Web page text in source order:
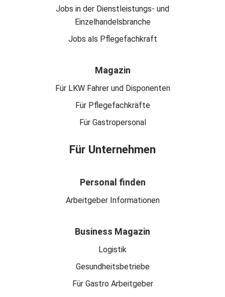
Jobs in der Dienstleistungs- und
Einzelhandelsbranche
Jobs als Pflegefachkraft
Magazin
Für LKW Fahrer und Disponenten
Für Pflegefachkräfte
Für Gastropersonal
Für Unternehmen
Personal finden
Arbeitgeber Informationen
Business Magazin
Logistik
Gesundheitsbetriebe
Für Gastro Arbeitgeber